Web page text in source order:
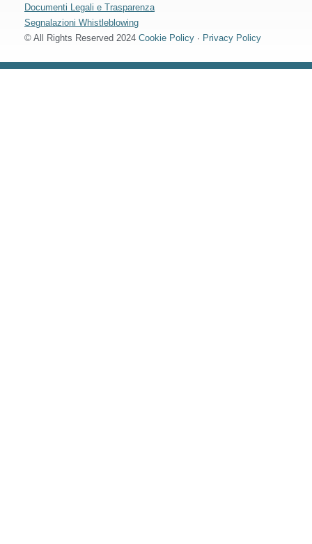
Documenti Legali e Trasparenza
Segnalazioni Whistleblowing
© All Rights Reserved 2024 Cookie Policy · Privacy Policy